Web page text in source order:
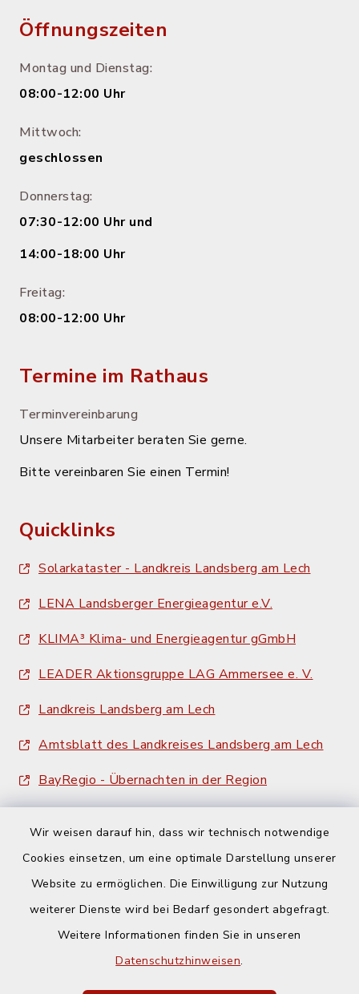
Wir weisen darauf hin, dass wir technisch notwendige
Cookies einsetzen, um eine optimale Darstellung unserer
Website zu ermöglichen. Die Einwilligung zur Nutzung
weiterer Dienste wird bei Bedarf gesondert abgefragt.
Weitere Informationen finden Sie in unseren
Datenschutzhinweisen.
Öffnungszeiten
Montag und Dienstag:
08:00-12:00 Uhr
Mittwoch:
geschlossen
Donnerstag:
07:30-12:00 Uhr und
14:00-18:00 Uhr
Freitag:
08:00-12:00 Uhr
Termine im Rathaus
Terminvereinbarung
Unsere Mitarbeiter beraten Sie gerne.
Bitte vereinbaren Sie einen Termin!
Quicklinks
Solarkataster - Landkreis Landsberg am Lech
LENA Landsberger Energieagentur e.V.
KLIMA³ Klima- und Energieagentur gGmbH
LEADER Aktionsgruppe LAG Ammersee e. V.
Landkreis Landsberg am Lech
Amtsblatt des Landkreises Landsberg am Lech
BayRegio - Übernachten in der Region
Barrierefreiheit